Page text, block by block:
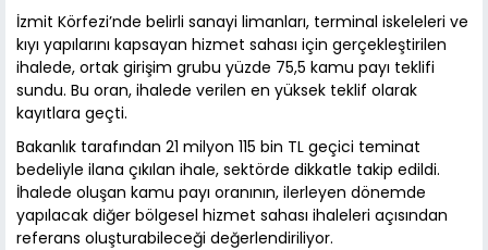
İzmit Körfezi’nde belirli sanayi limanları, terminal iskeleleri ve
kıyı yapılarını kapsayan hizmet sahası için gerçekleştirilen
ihalede, ortak girişim grubu yüzde 75,5 kamu payı teklifi
sundu. Bu oran, ihalede verilen en yüksek teklif olarak
kayıtlara geçti.
Bakanlık tarafından 21 milyon 115 bin TL geçici teminat
bedeliyle ilana çıkılan ihale, sektörde dikkatle takip edildi.
İhalede oluşan kamu payı oranının, ilerleyen dönemde
yapılacak diğer bölgesel hizmet sahası ihaleleri açısından
referans oluşturabileceği değerlendiriliyor.